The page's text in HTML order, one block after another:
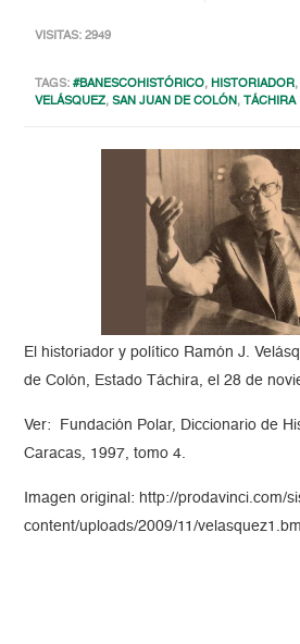
VISITAS: 2949
TAGS:#BANESCOHISTÓRICO,HISTORIADOR,
VELÁSQUEZ,SAN JUAN DE COLÓN, TÁCHIRA
El historiador y político Ramón J.
de Colón, Estado Táchira, el 28 de
Ver: Fundación Polar, Diccionario de
Caracas, 1997, tomo 4.
Imagen original: http://prodavinci.com/
content/uploads/2009/11/